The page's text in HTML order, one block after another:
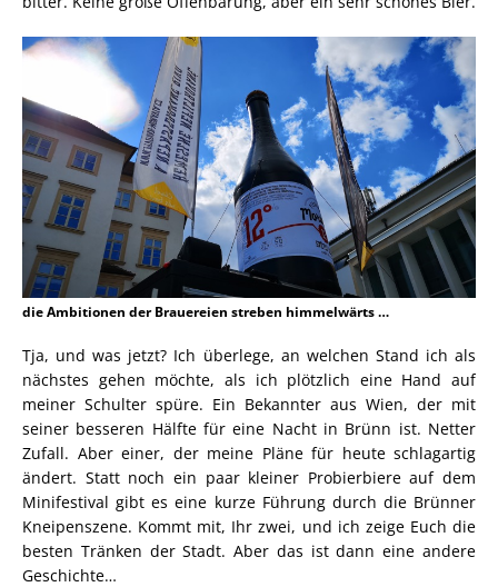
die Ambitionen der Brauereien streben himmelwärts …
Tja, und was jetzt? Ich überlege, an welchen Stand ich als
nächstes gehen möchte, als ich plötzlich eine Hand auf
meiner Schulter spüre. Ein Bekannter aus Wien, der mit
seiner besseren Hälfte für eine Nacht in Brünn ist. Netter
Zufall. Aber einer, der meine Pläne für heute schlagartig
ändert. Statt noch ein paar kleiner Probierbiere auf dem
Minifestival gibt es eine kurze Führung durch die Brünner
Kneipenszene. Kommt mit, Ihr zwei, und ich zeige Euch die
besten Tränken der Stadt. Aber das ist dann eine andere
Geschichte…